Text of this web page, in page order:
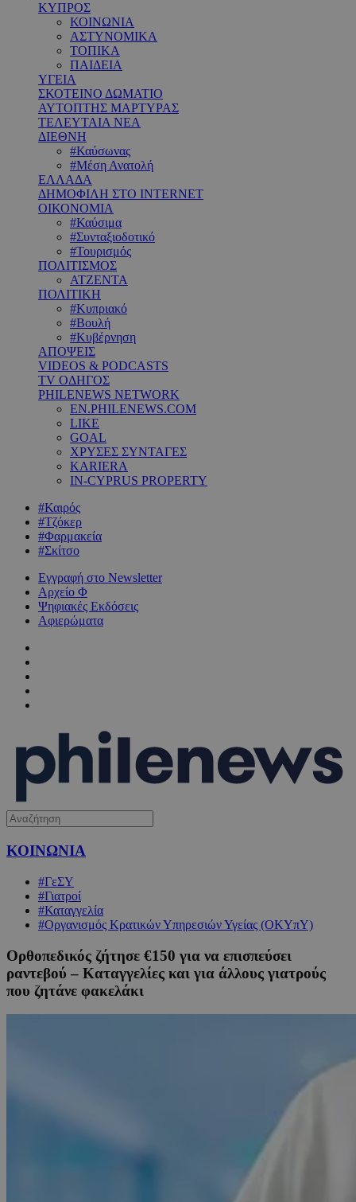
ΚΥΠΡΟΣ
ΚΟΙΝΩΝΙΑ
ΑΣΤΥΝΟΜΙΚΑ
ΤΟΠΙΚΑ
ΠΑΙΔΕΙΑ
ΥΓΕΙΑ
ΣΚΟΤΕΙΝΟ ΔΩΜΑΤΙΟ
ΑΥΤΟΠΤΗΣ ΜΑΡΤΥΡΑΣ
ΤΕΛΕΥΤΑΙΑ ΝΕΑ
ΔΙΕΘΝΗ
#Καύσωνας
#Μέση Ανατολή
ΕΛΛΑΔΑ
ΔΗΜΟΦΙΛΗ ΣΤΟ INTERNET
ΟΙΚΟΝΟΜΙΑ
#Καύσιμα
#Συνταξιοδοτικό
#Τουρισμός
ΠΟΛΙΤΙΣΜΟΣ
ΑΤΖΕΝΤΑ
ΠΟΛΙΤΙΚΗ
#Κυπριακό
#Βουλή
#Κυβέρνηση
ΑΠΟΨΕΙΣ
VIDEOS & PODCASTS
TV ΟΔΗΓΟΣ
PHILENEWS NETWORK
EN.PHILENEWS.COM
LIKE
GOAL
ΧΡΥΣΕΣ ΣΥΝΤΑΓΕΣ
KARIERA
IN-CYPRUS PROPERTY
#Καιρός
#Τζόκερ
#Φαρμακεία
#Σκίτσο
Εγγραφή στο Newsletter
Αρχείο Φ
Ψηφιακές Εκδόσεις
Αφιερώματα
ΚΟΙΝΩΝΙΑ
#ΓεΣΥ
#Γιατροί
#Καταγγελία
#Οργανισμός Κρατικών Υπηρεσιών Υγείας (ΟΚΥπΥ)
Ορθοπεδικός ζήτησε €150 για να επισπεύσει
ραντεβού – Καταγγελίες και για άλλους γιατρούς
που ζητάνε φακελάκι